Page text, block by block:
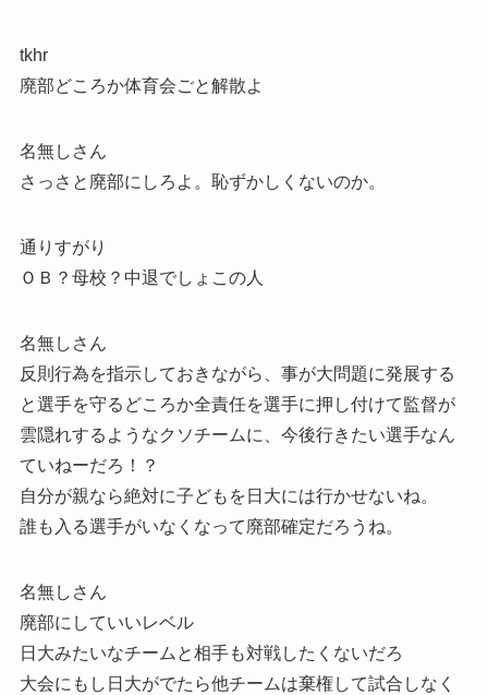
tkhr
廃部どころか体育会ごと解散よ
名無しさん
さっさと廃部にしろよ。恥ずかしくないのか。
通りすがり
ＯＢ？母校？中退でしょこの人
名無しさん
反則行為を指示しておきながら、事が大問題に発展する
と選手を守るどころか全責任を選手に押し付けて監督が
雲隠れするようなクソチームに、今後行きたい選手なん
ていねーだろ！？
自分が親なら絶対に子どもを日大には行かせないね。
誰も入る選手がいなくなって廃部確定だろうね。
名無しさん
廃部にしていいレベル
日大みたいなチームと相手も対戦したくないだろ
大会にもし日大がでたら他チームは棄権して試合しなく